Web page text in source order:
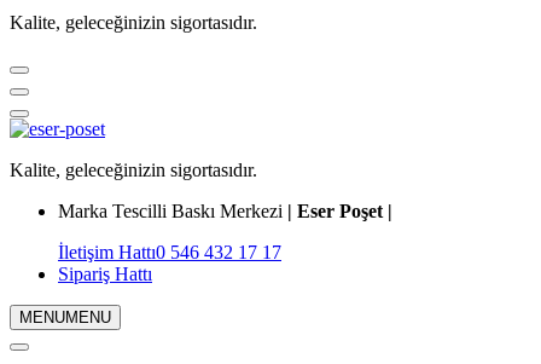
Kalite, geleceğinizin sigortasıdır.
Kalite, geleceğinizin sigortasıdır.
Marka Tescilli Baskı Merkezi | Eser Poşet |
İletişim Hattı0 546 432 17 17
Sipariş Hattı
MENUMENU